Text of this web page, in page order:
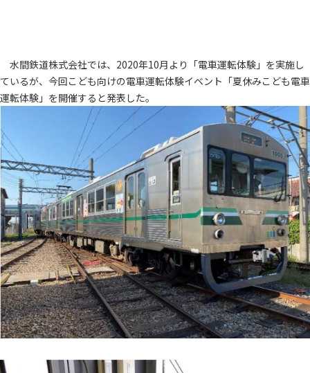
水間鉄道株式会社では、2020年10月より「電車運転体験」を実施し
ているが、今回こども向けの電車運転体験イベント「夏休みこども電車
運転体験」を開催すると発表した。